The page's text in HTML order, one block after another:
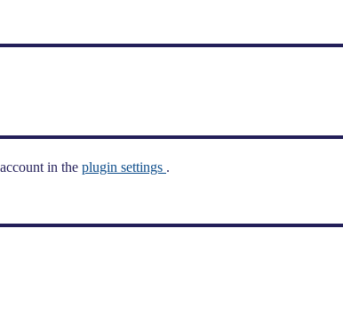
in the plugin settings .